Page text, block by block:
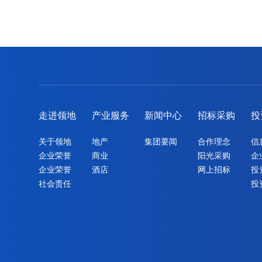
走进领地
关于领地
企业荣誉
企业荣誉
社会责任
产业服务
地产
商业
酒店
新闻中心
集团要闻
招标采购
合作理念
阳光采购
网上招标
信
企
投
投